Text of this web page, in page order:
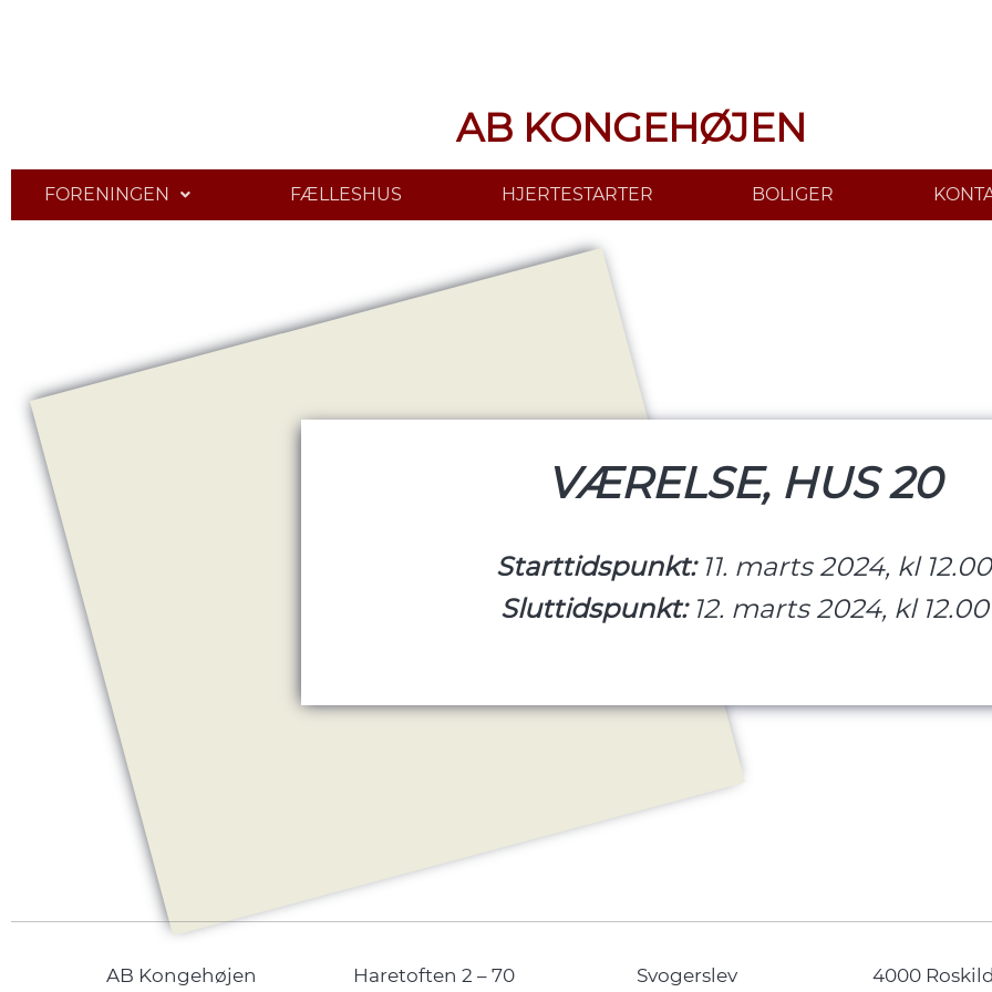
AB KONGEHØJEN
FORENINGEN FÆLLESHUS HJERTESTARTER BOLIGER
VÆRELSE, HUS 20
Starttidspunkt: 11. marts 2024, kl 12.00
Sluttidspunkt: 12. marts 2024, kl 12.00
AB Kongehøjen Haretoften 2 – 70 Svogerslev 4000